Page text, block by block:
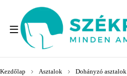
Kezdőlap Asztalok Dohányzó asztalok